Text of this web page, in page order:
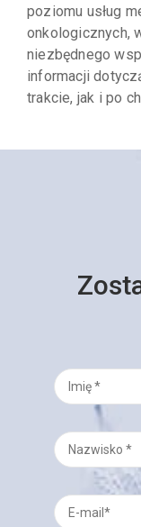
poziomu usług
onkologicznych,
niezbędnego
informacji
trakcie, jak i po